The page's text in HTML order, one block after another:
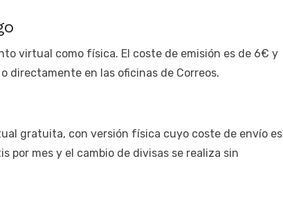
virtual como física. El coste de emisión es de 6€ y
directamente en las oficinas de Correos.
gratuita, con versión física cuyo coste de envío es
por mes y el cambio de divisas se realiza sin